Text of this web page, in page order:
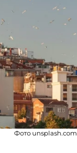
Фото unsplash.com